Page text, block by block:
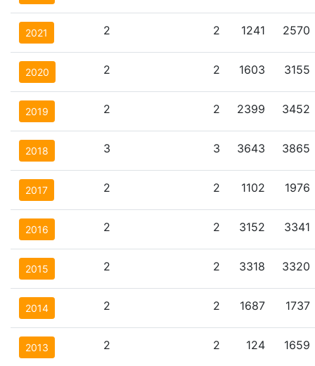
2021 2 2 1241 2570
2020 2 2 1603 3155
2019 2 2 2399 3452
2018 3 3 3643 3865
2017 2 2 1102 1976
2016 2 2 3152 3341
2015 2 2 3318 3320
2014 2 2 1687 1737
2013 2 2 124 1659